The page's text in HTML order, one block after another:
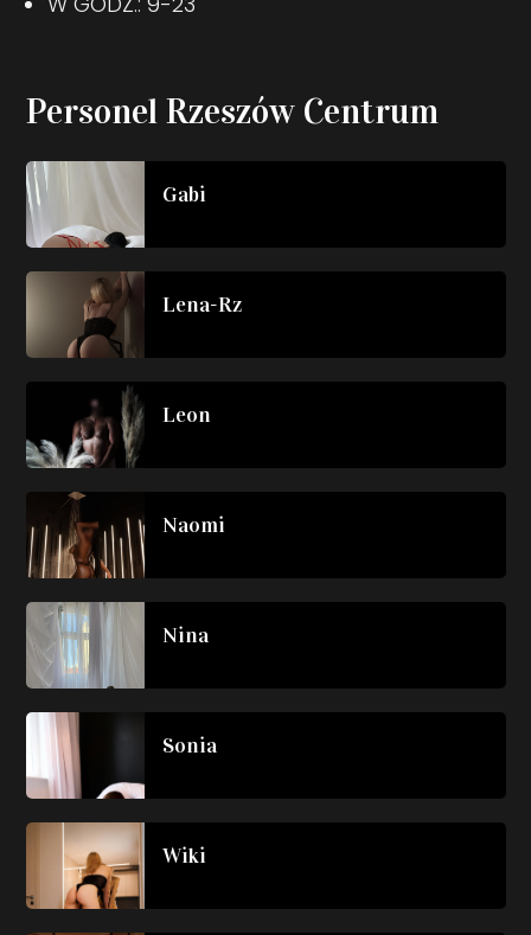
Personel Rzeszów Centrum
Gabi
Lena-Rz
Leon
Naomi
Nina
Sonia
Wiki